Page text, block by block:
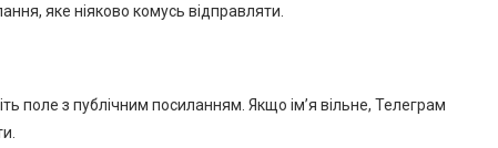
яке ніяково комусь відправляти.
поле з публічним посиланням. Якщо ім’я вільне, Телеграм